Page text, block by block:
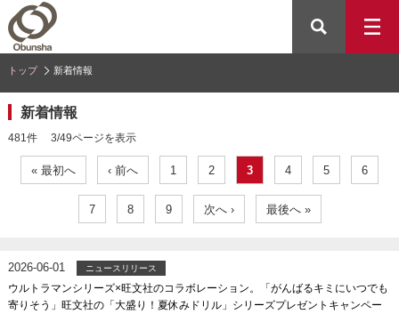
トップ 新着情報
新着情報
481件 3/49ページを表示
« 最初へ ‹ 前へ 1 2 3 4 5 6
7 8 9 次へ › 最後へ »
2026-06-01 ニュースリリース
ウルトラマンシリーズ×旺文社のコラボレーション。「がんばるキミにいつでも
寄りそう」旺文社の「大盛り！夏休みドリル」シリーズプレゼントキャンペー